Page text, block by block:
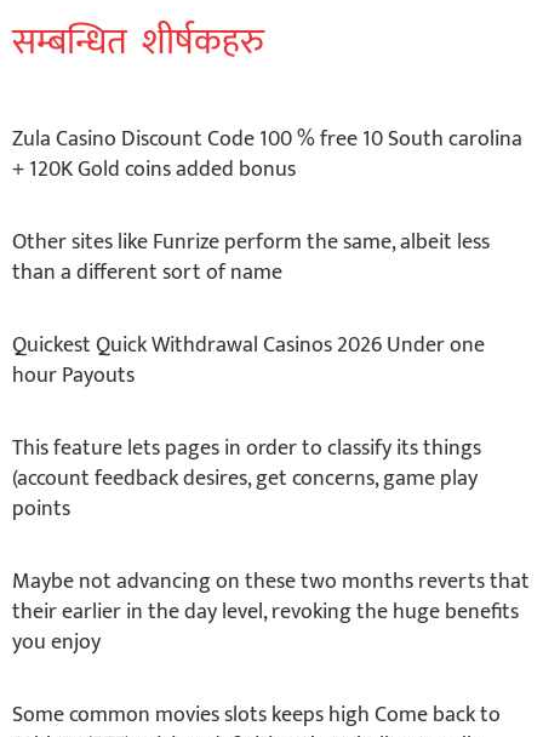
सम्बन्धित शीर्षकहरु
Zula Casino Discount Code 100 % free 10 South carolina
+ 120K Gold coins added bonus
Other sites like Funrize perform the same, albeit less
than a different sort of name
Quickest Quick Withdrawal Casinos 2026 Under one
hour Payouts
This feature lets pages in order to classify its things
(account feedback desires, get concerns, game play
points
Maybe not advancing on these two months reverts that
their earlier in the day level, revoking the huge benefits
you enjoy
Some common movies slots keeps high Come back to